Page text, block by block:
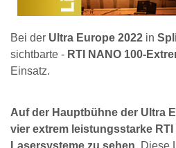
Bei der Ultra Europe 2022 in
sichtbarte - RTI NANO 100-
Einsatz.
Auf der Hauptbühne der Ultra
vier extrem leistungsstarke RTI